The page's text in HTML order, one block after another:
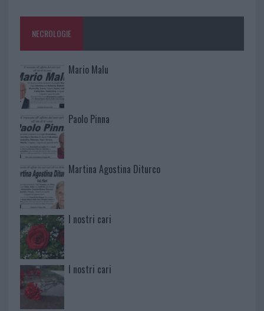
NECROLOGIE
Mario Malu
Paolo Pinna
Martina Agostina Diturco
I nostri cari
I nostri cari